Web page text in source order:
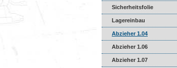
Sicherheitsfolie
Lagereinbau
Abzieher 1.04
Abzieher 1.06
Abzieher 1.07